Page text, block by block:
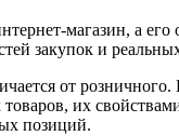
магазин, а его
закупок и
от
их
позиций.